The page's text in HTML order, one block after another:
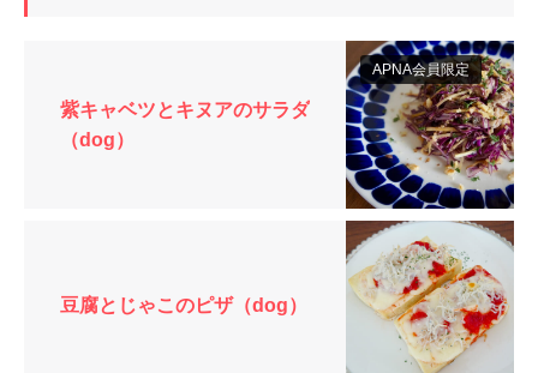
APNA会員限定
紫キャベツとキヌアのサラダ
（dog）
豆腐とじゃこのピザ（dog）